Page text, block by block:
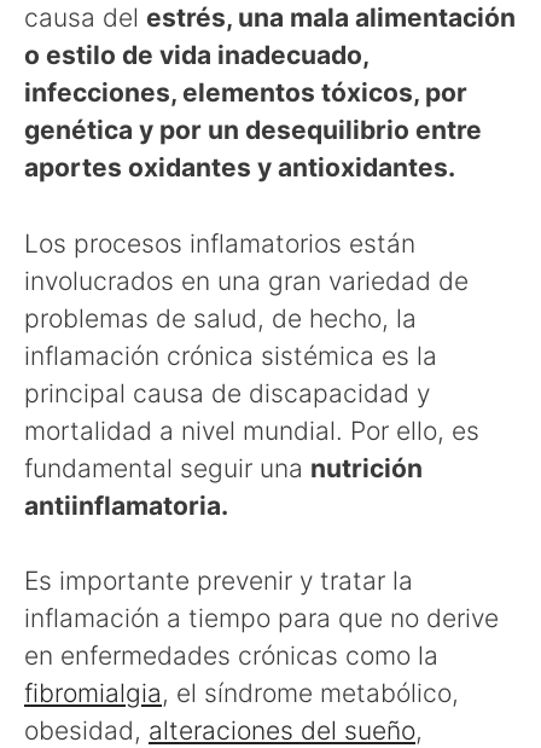
causa del estrés, una mala alimentación
o estilo de vida inadecuado,
infecciones, elementos tóxicos, por
genética y por un desequilibrio entre
aportes oxidantes y antioxidantes.
Los procesos inflamatorios están
involucrados en una gran variedad de
problemas de salud, de hecho, la
inflamación crónica sistémica es la
principal causa de discapacidad y
mortalidad a nivel mundial. Por ello, es
fundamental seguir una nutrición
antiinflamatoria.
Es importante prevenir y tratar la
inflamación a tiempo para que no derive
en enfermedades crónicas como la
fibromialgia, el síndrome metabólico,
obesidad, alteraciones del sueño,